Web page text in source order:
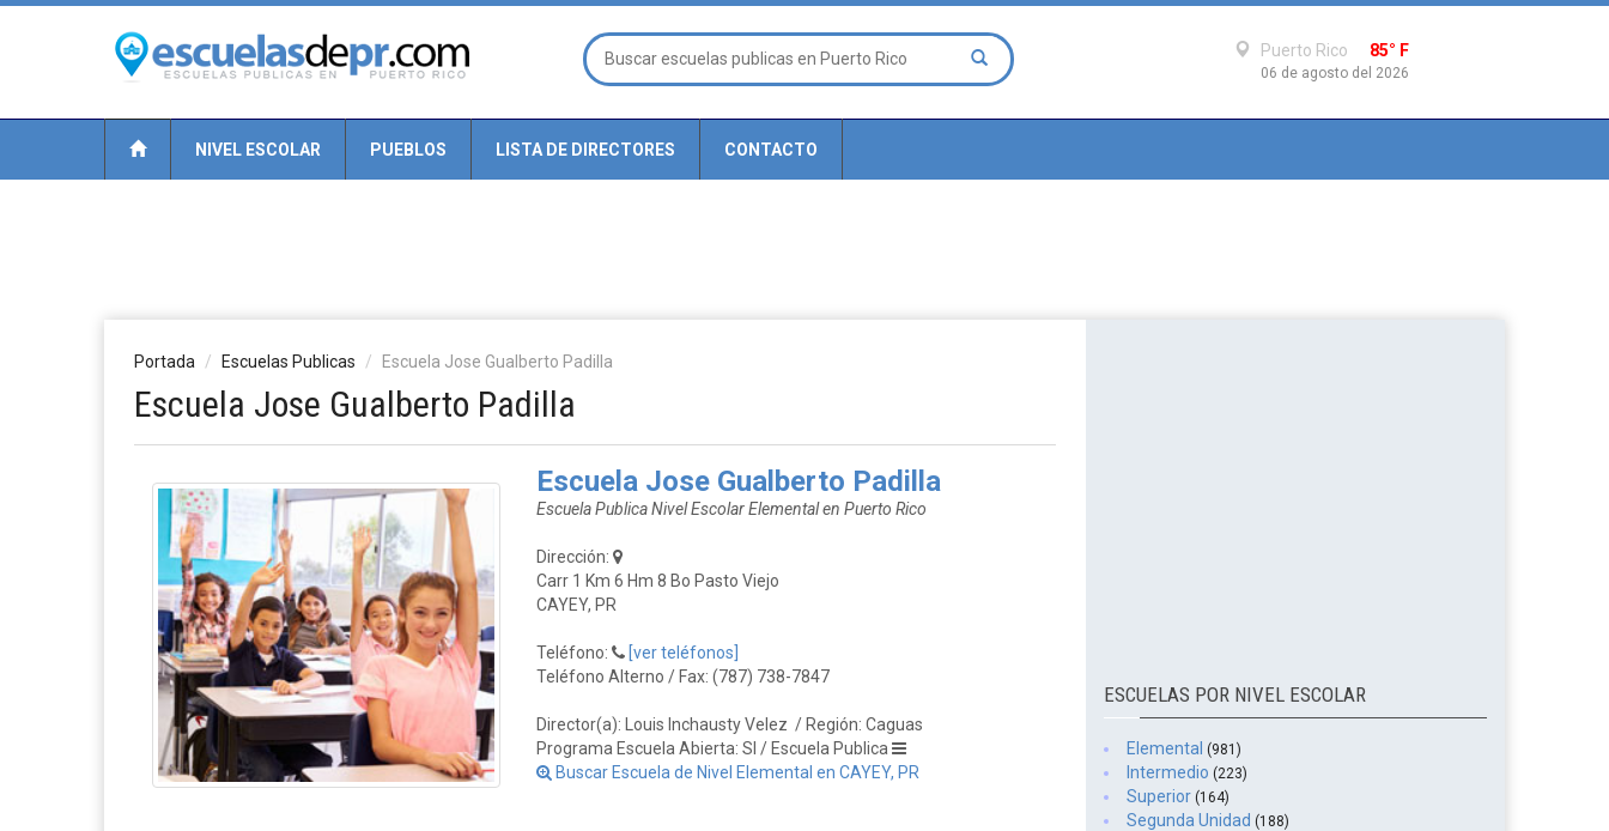
Puerto Rico 85° F
06 de agosto del 2026
NIVEL ESCOLAR PUEBLOS LISTA DE DIRECTORES CONTACTO
Portada Escuelas Publicas Escuela Jose Gualberto Padilla
Escuela Jose Gualberto Padilla
Escuela Jose Gualberto Padilla
Escuela Publica Nivel Escolar Elemental en Puerto Rico
Dirección:
Carr 1 Km 6 Hm 8 Bo Pasto Viejo
CAYEY, PR
Teléfono:
[ver teléfonos]
Teléfono Alterno / Fax: (787) 738-7847
Director(a): Louis Inchausty Velez / Región: Caguas
Programa Escuela Abierta: SI / Escuela Publica
Buscar Escuela de Nivel Elemental en CAYEY, PR
ESCUELAS POR NIVEL ESCOLAR
Elemental (981)
Intermedio (223)
Superior (164)
Segunda Unidad (188)